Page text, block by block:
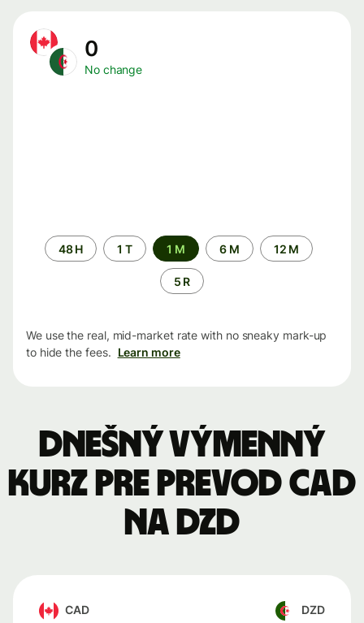
0
No change
Time
period
48 H 1 T 1 M 6 M 12 M
5 R
We use the real, mid-market rate with no sneaky mark-up
to hide the fees. Learn more
Dnešný výmenný
kurz pre prevod CAD
na DZD
CAD DZD